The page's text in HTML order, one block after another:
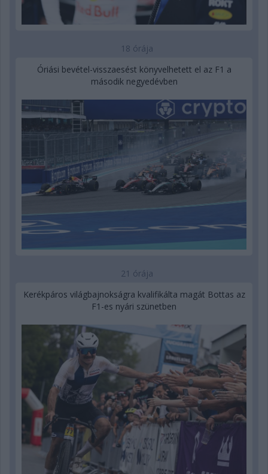
18 órája
Óriási bevétel-visszaesést könyvelhetett el az F1 a
második negyedévben
21 órája
Kerékpáros világbajnokságra kvalifikálta magát Bottas az
F1-es nyári szünetben